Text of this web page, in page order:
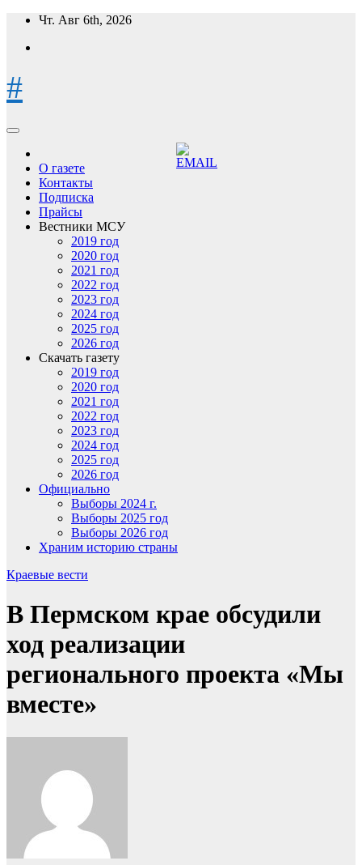
Перейти
содержимому
Чт. Авг 6th, 2026
#
О газете
Контакты
Подписка
Прайсы
Вестники МСУ
2019 год
2020 год
2021 год
2022 год
2023 год
2024 год
2025 год
2026 год
Скачать газету
2019 год
2020 год
2021 год
2022 год
2023 год
2024 год
2025 год
2026 год
Официально
Выборы 2024 г.
Выборы 2025 год
Выборы 2026 год
Храним историю страны
Краевые вести
В Пермском крае обсудили
ход реализации
регионального проекта «Мы
вместе»